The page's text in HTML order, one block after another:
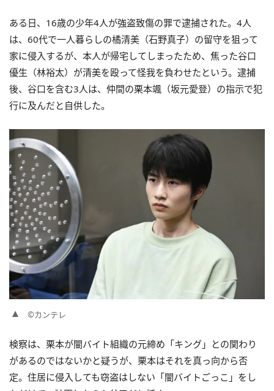
ある日、16歳の少年4人が強盗致傷の罪で逮捕された。4人
は、60代で一人暮らしの橘清美（石野真子）の留守を狙って
家に侵入するが、本人が帰宅してしまったため、焦った谷口
優生（林裕太）が清美を殴って怪我を負わせたという。逮捕
後、谷口を含む3人は、仲間の栗本颯（坂元愛登）の指示で犯
行に及んだと自供した。
©カンテレ
検察は、栗本が闇バイト組織の元締め「キング」との関わり
があるのではないかと疑うが、栗本はそれを真っ向から否
定。住居に侵入しても窃盗はしない「闇バイトごっこ」をし